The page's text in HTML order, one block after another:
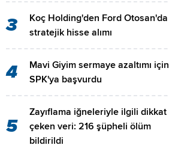
3
Koç Holding'den Ford Otosan'da
stratejik hisse alımı
4
Mavi Giyim sermaye azaltımı için
SPK'ya başvurdu
5
Zayıflama iğneleriyle ilgili dikkat
çeken veri: 216 şüpheli ölüm
bildirildi